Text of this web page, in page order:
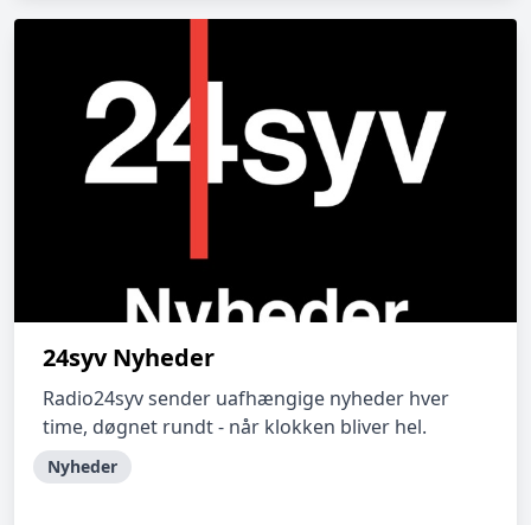
24syv Nyheder
Radio24syv sender uafhængige nyheder hver
time, døgnet rundt - når klokken bliver hel.
Nyheder